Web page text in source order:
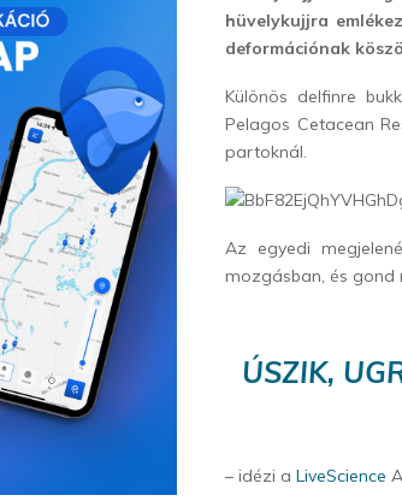
hüvelykujjra
deformációnak
Különös delfinre
Pelagos Cetacean
partoknál.
Az egyedi
mozgásban, és
ÚSZIK,
– idézi aLiveScience